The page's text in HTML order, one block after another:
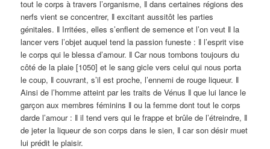
tout le corps à travers l’organisme, ǁ dans certaines régions des
nerfs vient se concentrer, ǁ excitant aussitôt les parties
génitales. ǁ Irritées, elles s’enflent de semence et l’on veut ǁ la
lancer vers l’objet auquel tend la passion funeste : ǁ l’esprit vise
le corps qui le blessa d’amour. ǁ Car nous tombons toujours du
côté de la plaie [1050] et le sang gicle vers celui qui nous porta
le coup, ǁ couvrant, s’il est proche, l’ennemi de rouge liqueur. ǁ
Ainsi de l’homme atteint par les traits de Vénus ǁ que lui lance le
garçon aux membres féminins ǁ ou la femme dont tout le corps
darde l’amour : ǁ il tend vers qui le frappe et brûle de l’étreindre, ǁ
de jeter la liqueur de son corps dans le sien, ǁ car son désir muet
lui prédit le plaisir.